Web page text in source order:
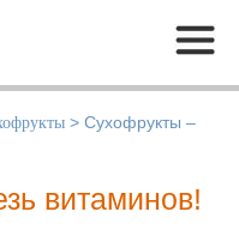
Меню
> Сухофрукты –
витаминов!